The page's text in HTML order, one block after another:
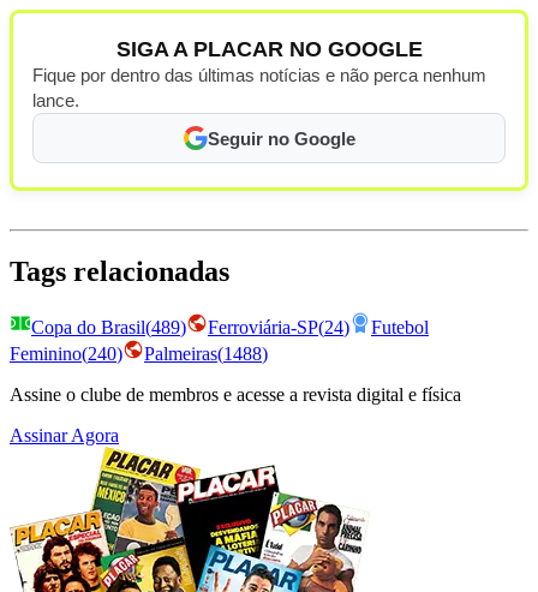
SIGA A PLACAR NO GOOGLE
Fique por dentro das últimas notícias e não perca nenhum
lance.
Seguir no Google
Tags relacionadas
Copa do Brasil(489) Ferroviária-SP(24)
Futebol
Feminino(240) Palmeiras(1488)
Assine o clube de membros e acesse a revista digital e física
Assinar Agora